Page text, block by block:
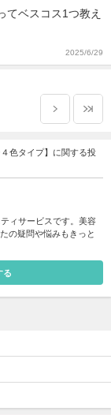
てベスコス1つ教え
2025/6/29
色タイプ】に関する投
ィサービスです。美容
の疑問や悩みもきっと
る